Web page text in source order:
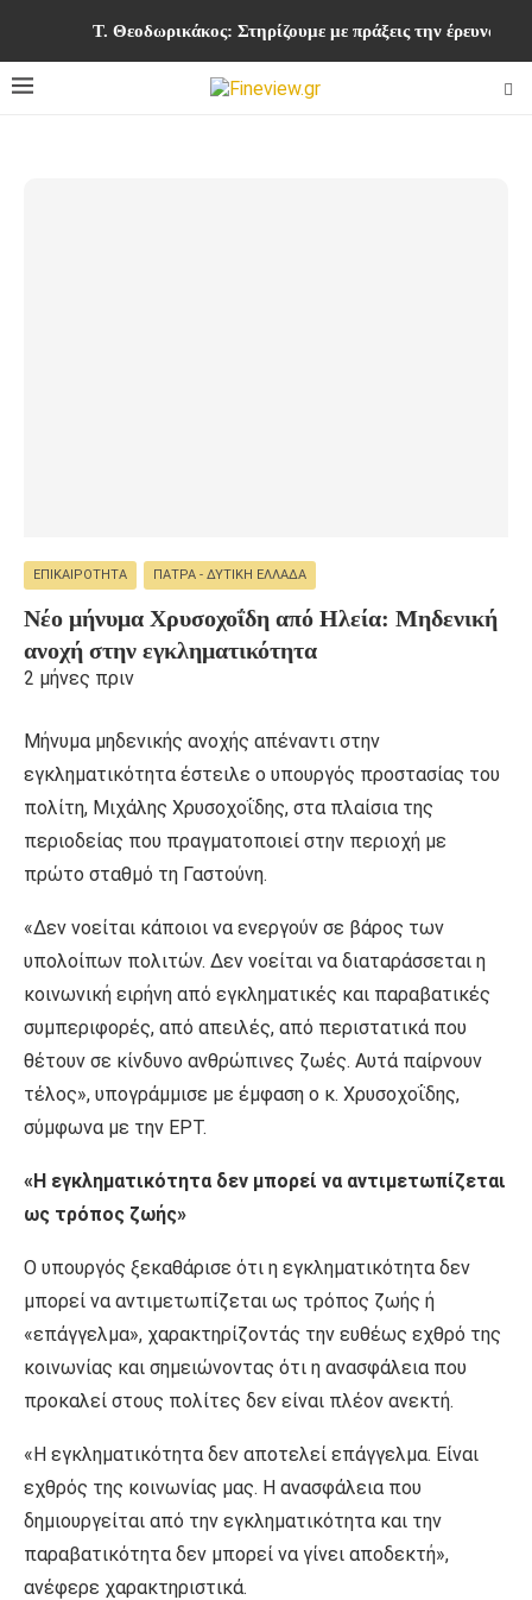
Τ. Θεοδωρικάκος: Στηρίζουμε με πράξεις την έρευνα και
ΕΠΙΚΑΙΡΌΤΗΤΑ ΠΆΤΡΑ - ΔΥΤΙΚΉ ΕΛΛΆΔΑ
Νέο μήνυμα Χρυσοχοΐδη από Ηλεία: Μηδενική
ανοχή στην εγκληματικότητα
2 μήνες πριν
Μήνυμα μηδενικής ανοχής απέναντι στην
εγκληματικότητα έστειλε ο υπουργός προστασίας του
πολίτη, Μιχάλης Χρυσοχοΐδης, στα πλαίσια της
περιοδείας που πραγματοποιεί στην περιοχή με
πρώτο σταθμό τη Γαστούνη.
«Δεν νοείται κάποιοι να ενεργούν σε βάρος των
υπολοίπων πολιτών. Δεν νοείται να διαταράσσεται η
κοινωνική ειρήνη από εγκληματικές και παραβατικές
συμπεριφορές, από απειλές, από περιστατικά που
θέτουν σε κίνδυνο ανθρώπινες ζωές. Αυτά παίρνουν
τέλος», υπογράμμισε με έμφαση ο κ. Χρυσοχοΐδης,
σύμφωνα με την ΕΡΤ.
«Η εγκληματικότητα δεν μπορεί να αντιμετωπίζεται
ως τρόπος ζωής»
Ο υπουργός ξεκαθάρισε ότι η εγκληματικότητα δεν
μπορεί να αντιμετωπίζεται ως τρόπος ζωής ή
«επάγγελμα», χαρακτηρίζοντάς την ευθέως εχθρό της
κοινωνίας και σημειώνοντας ότι η ανασφάλεια που
προκαλεί στους πολίτες δεν είναι πλέον ανεκτή.
«Η εγκληματικότητα δεν αποτελεί επάγγελμα. Είναι
εχθρός της κοινωνίας μας. Η ανασφάλεια που
δημιουργείται από την εγκληματικότητα και την
παραβατικότητα δεν μπορεί να γίνει αποδεκτή»,
ανέφερε χαρακτηριστικά.